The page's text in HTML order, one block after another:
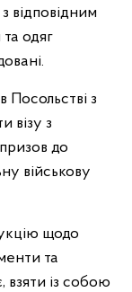
відповідним
одяг
Посольстві з
візу з
до
військову
щодо
та
із собою